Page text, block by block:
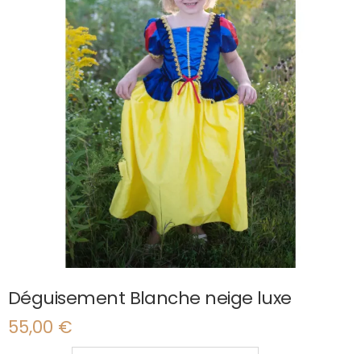
Déguisement Blanche neige luxe
55,00 €